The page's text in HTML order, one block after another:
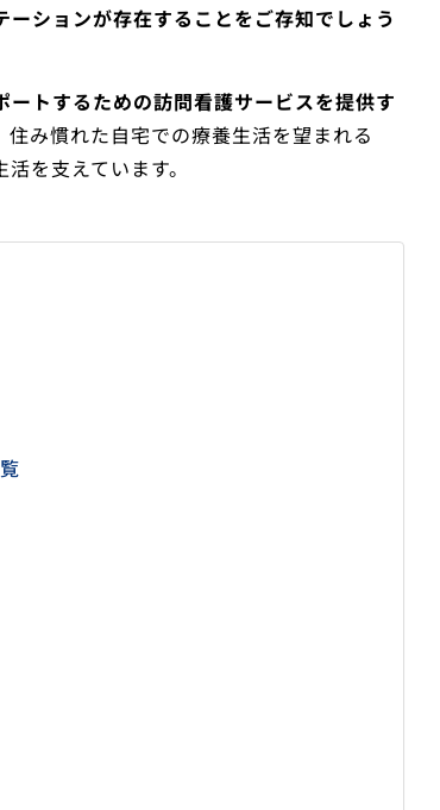
ションが存在することをご存知でしょう
ートするための訪問看護サービスを提供す
み慣れた自宅での療養生活を望まれる
を支えています。